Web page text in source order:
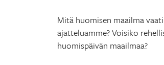
Mitä huomisen maailma
ajatteluamme? Voisiko
huomispäivän maailmaa?